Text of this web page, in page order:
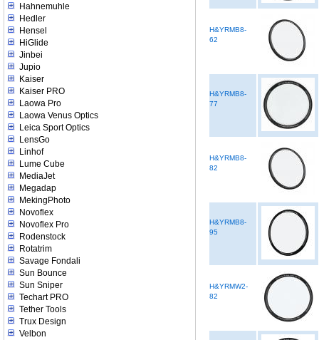
Hahnemuhle
Hedler
Hensel
HiGlide
Jinbei
Jupio
Kaiser
Kaiser PRO
Laowa Pro
Laowa Venus Optics
Leica Sport Optics
LensGo
Linhof
Lume Cube
MediaJet
Megadap
MekingPhoto
Novoflex
Novoflex Pro
Rodenstock
Rotatrim
Savage Fondali
Sun Bounce
Sun Sniper
Techart PRO
Tether Tools
Trux Design
Velbon
H&YRMB8-
62
H&YRMB8-
77
H&YRMB8-
82
H&YRMB8-
95
H&YRMW2-
82